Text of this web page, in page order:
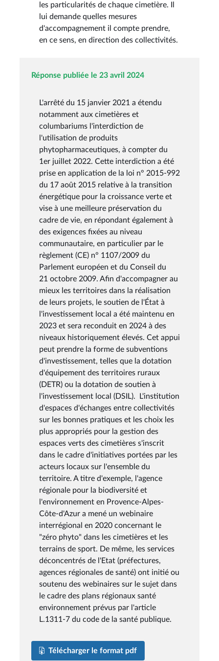
les particularités de chaque cimetière. Il
lui demande quelles mesures
d'accompagnement il compte prendre,
en ce sens, en direction des collectivités.
Réponse publiée le 23 avril 2024
L'arrêté du 15 janvier 2021 a étendu
notamment aux cimetières et
columbariums l'interdiction de
l'utilisation de produits
phytopharmaceutiques, à compter du
1er juillet 2022. Cette interdiction a été
prise en application de la loi n° 2015-992
du 17 août 2015 relative à la transition
énergétique pour la croissance verte et
vise à une meilleure préservation du
cadre de vie, en répondant également à
des exigences fixées au niveau
communautaire, en particulier par le
règlement (CE) n° 1107/2009 du
Parlement européen et du Conseil du
21 octobre 2009. Afin d'accompagner au
mieux les territoires dans la réalisation
de leurs projets, le soutien de l'État à
l'investissement local a été maintenu en
2023 et sera reconduit en 2024 à des
niveaux historiquement élevés. Cet appui
peut prendre la forme de subventions
d'investissement, telles que la dotation
d'équipement des territoires ruraux
(DETR) ou la dotation de soutien à
l'investissement local (DSIL). L'institution
d'espaces d'échanges entre collectivités
sur les bonnes pratiques et les choix les
plus appropriés pour la gestion des
espaces verts des cimetières s'inscrit
dans le cadre d'initiatives portées par les
acteurs locaux sur l'ensemble du
territoire. A titre d'exemple, l'agence
régionale pour la biodiversité et
l'environnement en Provence-Alpes-
Côte-d'Azur a mené un webinaire
interrégional en 2020 concernant le
"zéro phyto" dans les cimetières et les
terrains de sport. De même, les services
déconcentrés de l'Etat (préfectures,
agences régionales de santé) ont initié ou
soutenu des webinaires sur le sujet dans
le cadre des plans régionaux santé
environnement prévus par l'article
L.1311-7 du code de la santé publique.
Télécharger le format pdf